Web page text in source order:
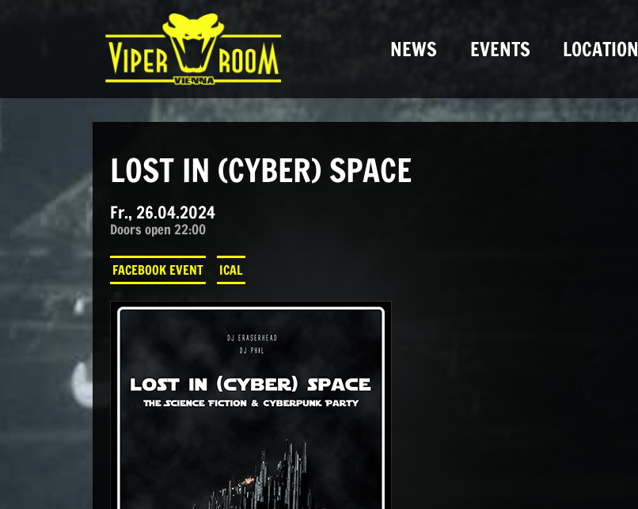
Hauptnavigation NEWS EVENTS LOCATION
LOST IN (CYBER) SPACE
Fr., 26.04.2024
Doors open 22:00
FACEBOOK EVENT ICAL